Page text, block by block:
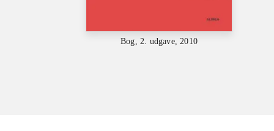
Bog, 2. udgave, 2010